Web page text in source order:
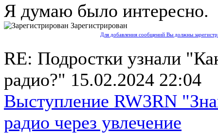
Я думаю было интересно.
Зарегистрирован
Для добавления сообщений Вы должны
RE: Подростки узнали
радио?" 15.02.2024 22:04
Выступление RW3RN
радио через увлечение